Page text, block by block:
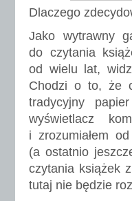
Dlaczego
Jako wytrawny
do czytania
od wielu lat,
Chodzi o to, że
tradycyjny
wyświetlacz
i zrozumiałem
(a ostatnio
czytania książek z
tutaj nie będzie